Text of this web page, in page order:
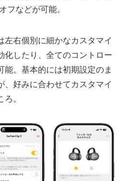
フなどが可能。
左右個別に細かなカスタマイ
化したり、全てのコントロー
能。基本的には初期設定のま
、好みに合わせてカスタマイ
。